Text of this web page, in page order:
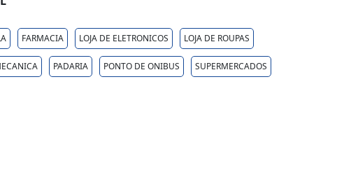
FARMACIA LOJA DE ELETRONICOS LOJA DE ROUPAS
PADARIA PONTO DE ONIBUS SUPERMERCADOS